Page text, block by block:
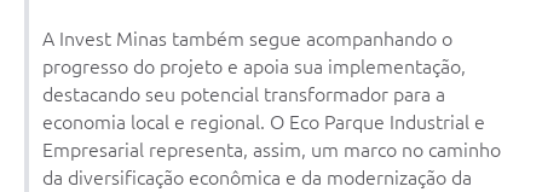
A Invest Minas também segue acompanhando o
progresso do projeto e apoia sua implementação,
destacando seu potencial transformador para a
economia local e regional. O Eco Parque Industrial e
Empresarial representa, assim, um marco no caminho
da diversificação econômica e da modernização da